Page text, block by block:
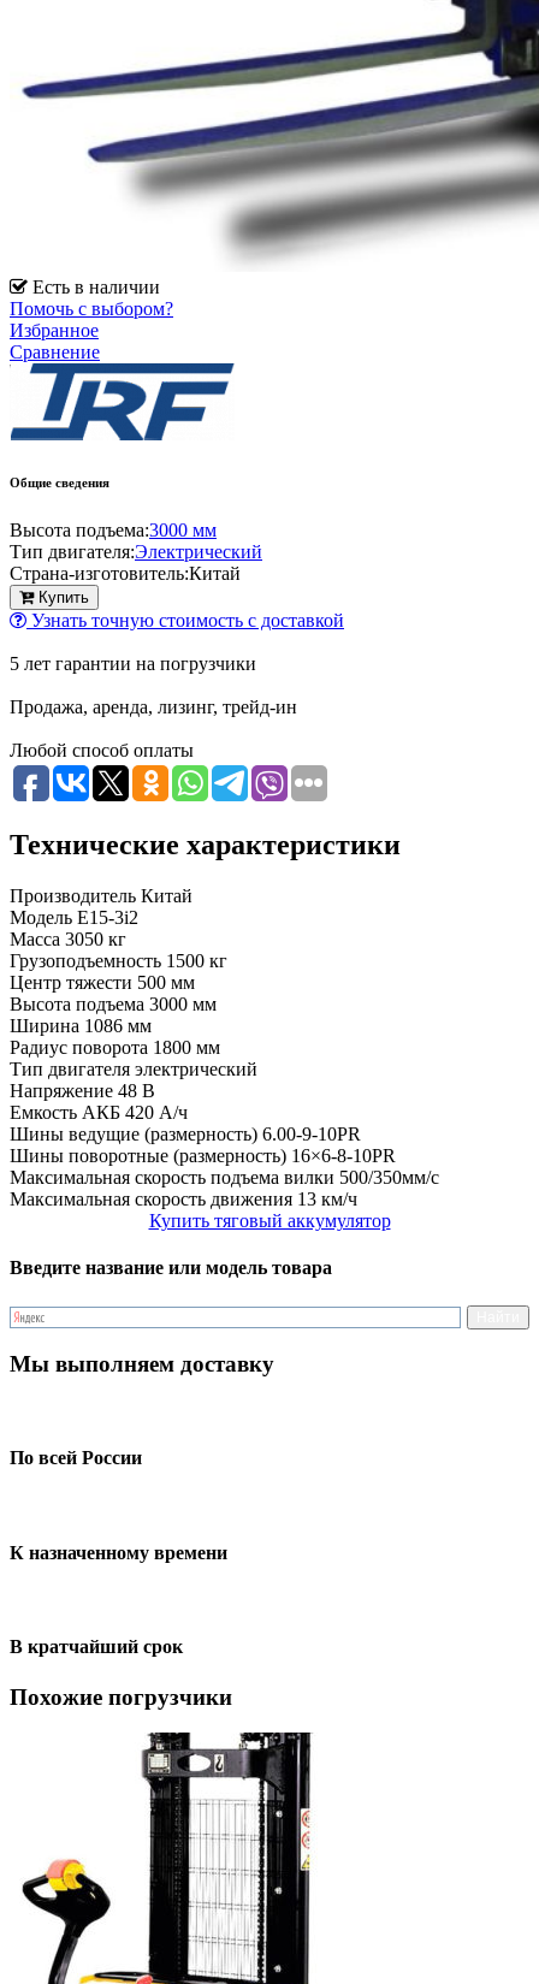
Есть в наличии
Помочь с выбором?
Избранное
Сравнение
Общие сведения
Высота подъема:3000 мм
Тип двигателя:Электрический
Страна-изготовитель:Китай
Купить
Узнать точную стоимость с доставкой
5 лет гарантии на погрузчики
Продажа, аренда, лизинг, трейд-ин
Любой способ оплаты
Технические характеристики
Производитель Китай
Модель E15-3i2
Масса 3050 кг
Грузоподъемность 1500 кг
Центр тяжести 500 мм
Высота подъема 3000 мм
Ширина 1086 мм
Радиус поворота 1800 мм
Тип двигателя электрический
Напряжение 48 В
Емкость АКБ 420 А/ч
Шины ведущие (размерность) 6.00-9-10PR
Шины поворотные (размерность) 16×6-8-10PR
Максимальная скорость подъема вилки 500/350мм/с
Максимальная скорость движения 13 км/ч
Купить тяговый аккумулятор
Введите название или модель товара
Мы выполняем доставку
По всей России
К назначенному времени
В кратчайший срок
Похожие погрузчики